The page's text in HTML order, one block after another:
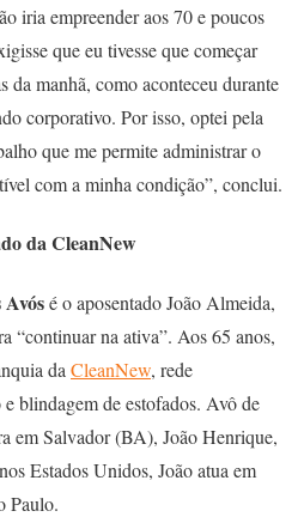
iria empreender aos 70 e poucos
que eu tivesse que começar
da manhã, como aconteceu durante
corporativo. Por isso, optei pela
que me permite administrar o
com a minha condição”, conclui.
da CleanNew
é o aposentado João Almeida,
“continuar na ativa”. Aos 65 anos,
da CleanNew, rede
blindagem de estofados. Avô de
em Salvador (BA), João Henrique,
Estados Unidos, João atua em
Paulo.